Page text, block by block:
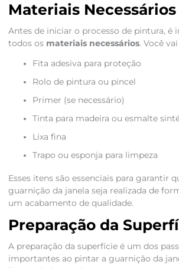
Materiais Necessários
Antes de iniciar o processo de pintura, é
todos os materiais necessários. Você
Fita adesiva para proteção
Rolo de pintura ou pincel
Primer (se necessário)
Tinta para madeira ou esmalte
Lixa fina
Trapo ou esponja para limpeza
Esses itens são essenciais para garantir
guarnição da janela seja realizada de
um acabamento de qualidade.
Preparação da
A preparação da superfície é um dos
importantes ao pintar a guarnição da